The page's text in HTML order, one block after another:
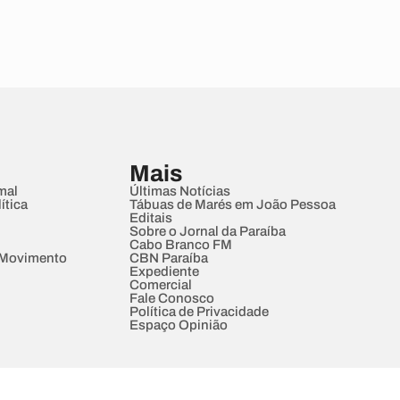
Mais
Últimas Notícias
Tábuas de Marés em João Pessoa
Editais
Sobre o Jornal da Paraíba
Cabo Branco FM
CBN Paraíba
Expediente
Comercial
Fale Conosco
Política de Privacidade
Espaço Opinião